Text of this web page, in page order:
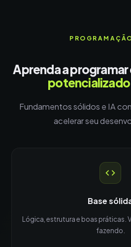
Aprenda a
potencializado
Fundamentos sólidos e IA
acelerar seu
Base
Lógica, estrutura e boas práticas.
fazendo.